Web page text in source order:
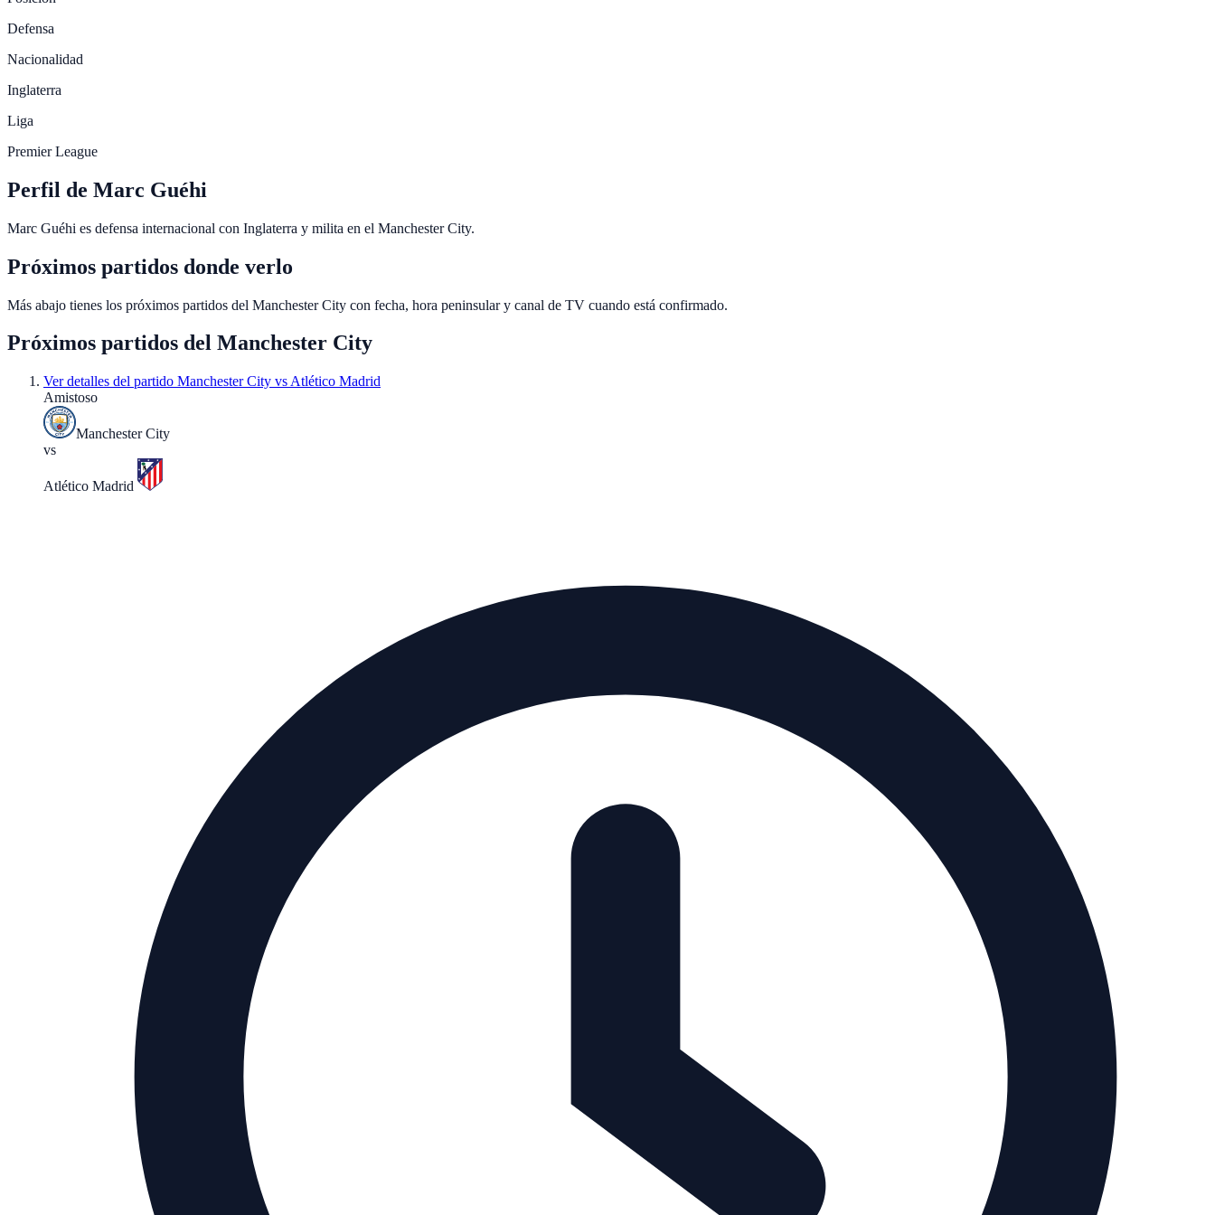
Defensa
Nacionalidad
Inglaterra
Liga
Premier League
Perfil de Marc Guéhi
Marc Guéhi es defensa internacional con Inglaterra y milita en el Manchester City.
Próximos partidos donde verlo
Más abajo tienes los próximos partidos del Manchester City con fecha, hora peninsular y canal de TV cuando está confirmado.
Próximos partidos del Manchester City
Ver detalles del partido Manchester City vs Atlético Madrid
Amistoso
Manchester City
vs
Atlético Madrid